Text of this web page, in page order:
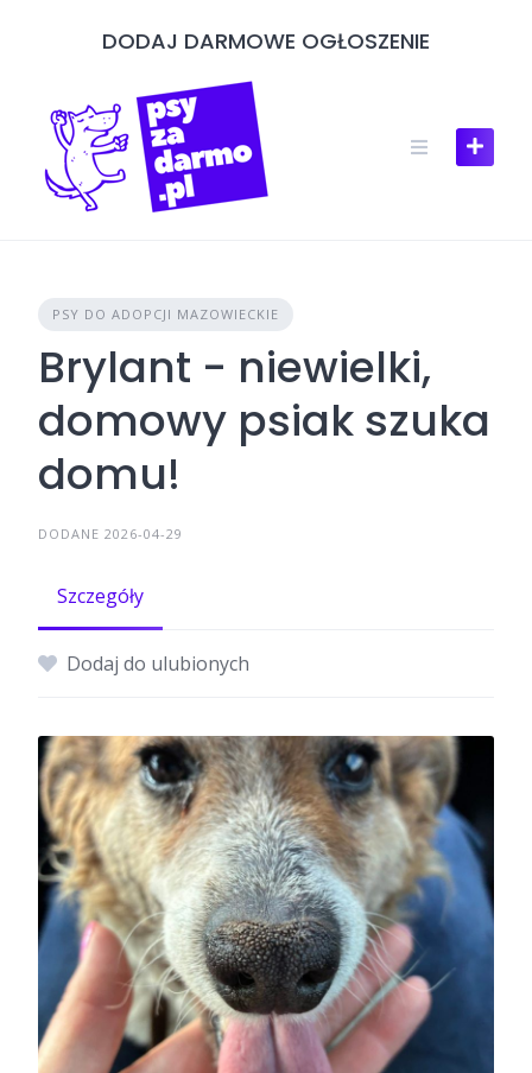
DODAJ DARMOWE OGŁOSZENIE
PSY DO ADOPCJI MAZOWIECKIE
Brylant - niewielki,
domowy psiak szuka
domu!
DODANE 2026-04-29
Szczegóły
Dodaj do ulubionych